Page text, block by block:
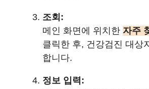
조회:
메인 화면에 위치한 자주
클릭한 후, 건강검진 대상
합니다.
정보 입력: